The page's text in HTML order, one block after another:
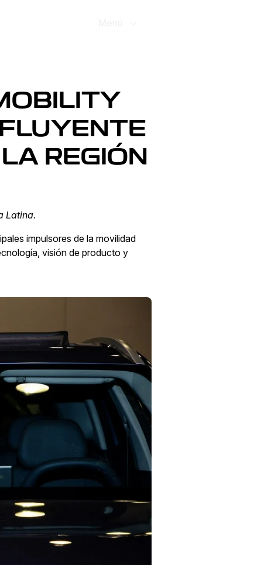
REGIÓN
Latina.
impulsores de la movilidad
visión de producto y